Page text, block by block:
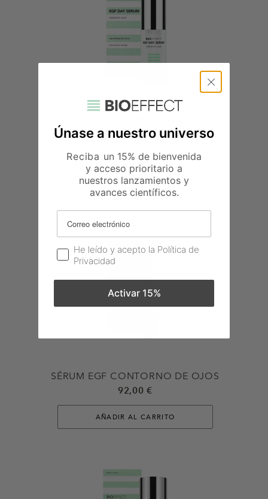
149,00 €
SÉRUM EGF CONTORNO DE OJOS
92,00 €
Únase a nuestro universo
Reciba un 15% de bienvenida
y acceso prioritario a
nuestros lanzamientos y
avances científicos.
He leído y acepto la Política de
Privacidad
Activar 15%